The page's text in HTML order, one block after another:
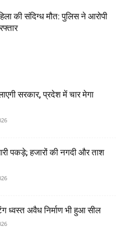
की संदिग्ध मौत: पुलिस ने आरोपी
सरकार, प्रदेश में चार मेगा
पकड़े; हजारों की नगदी और ताश
ध्वस्त अवैध निर्माण भी हुआ सील